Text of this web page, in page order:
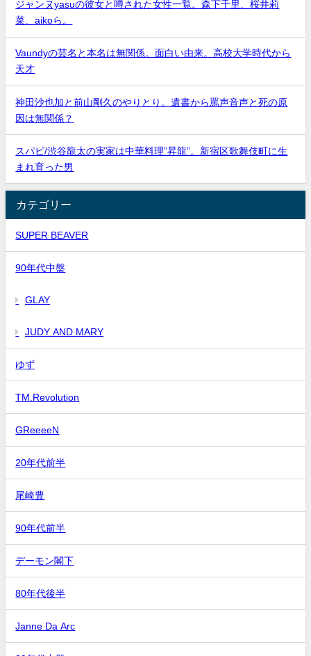
ジャンヌyasuの彼女と噂された女性一覧。森下千里、桜井莉
菜、aikoら。
Vaundyの芸名と本名は無関係。面白い由来。高校大学時代から
天才
神田沙也加と前山剛久のやりとり。遺書から罵声音声と死の原
因は無関係？
スパビ/渋谷龍太の実家は中華料理”昇龍”。新宿区歌舞伎町に生
まれ育った男
カテゴリー
SUPER BEAVER
90年代中盤
GLAY
JUDY AND MARY
ゆず
TM.Revolution
GReeeeN
20年代前半
尾崎豊
90年代前半
デーモン閣下
80年代後半
Janne Da Arc